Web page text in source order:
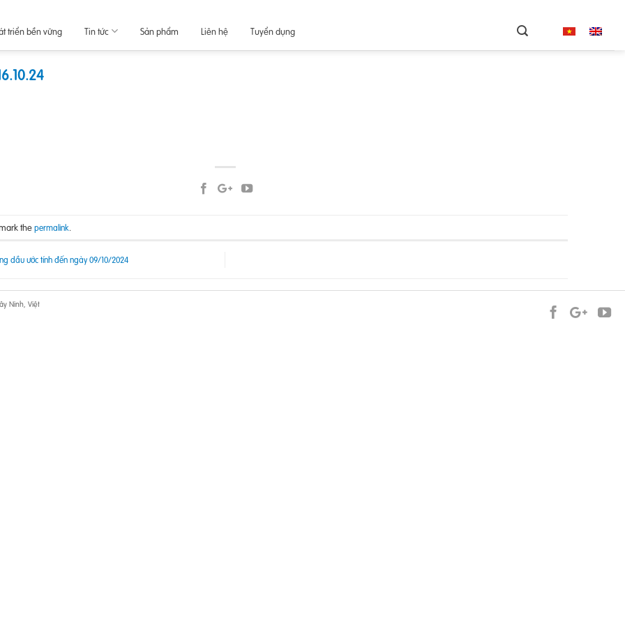
triển bền vững Tin tức Sản phẩm Liên hệ Tuyển dụng
thepermalink.
dầu ước tính đến ngày 09/10/2024
Ninh, Việt